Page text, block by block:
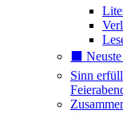
⬛️
Sinn